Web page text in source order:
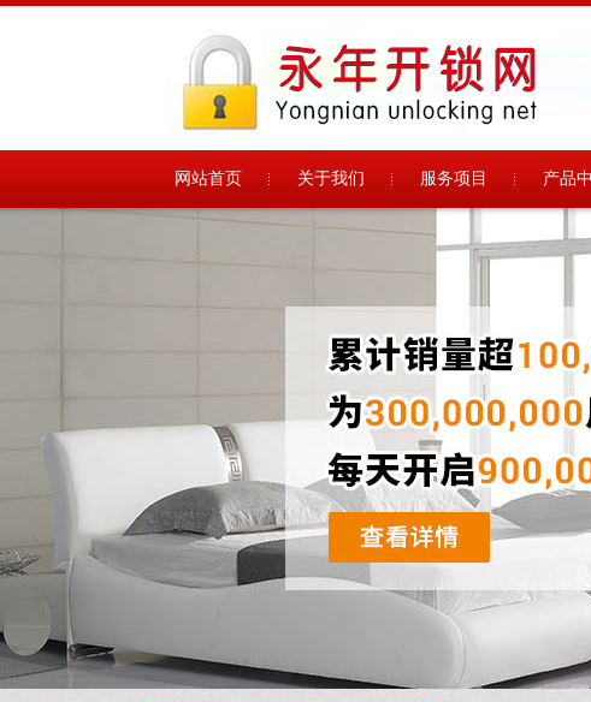
网站首页 关于我们 服务项目 产品